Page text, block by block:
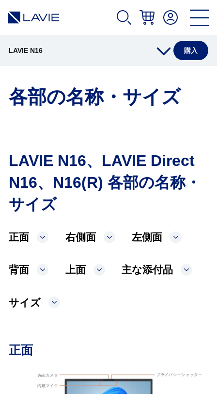
LAVIE N16 購入
アプリ(店頭販売モデル)
アプリ(Web限定モデル)
各部の名称・サイズ
オプション
各部の名称・サイズ
LAVIE N16、LAVIE Direct
N16、N16(R) 各部の名称・
サイズ
正面 右側面 左側面
背面 上面 主な添付品
サイズ
正面